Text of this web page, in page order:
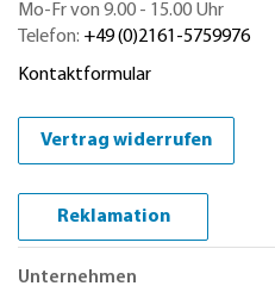
Mo-Fr von 9.00 - 15.00 Uhr
Telefon: +49 (0)2161-5759976
Kontaktformular
Vertrag widerrufen
Reklamation
Unternehmen